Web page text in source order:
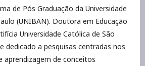
de Pós Graduação da Universidade
(UNIBAN). Doutora em Educação
Universidade Católica de São
dedicado a pesquisas centradas nos
aprendizagem de conceitos